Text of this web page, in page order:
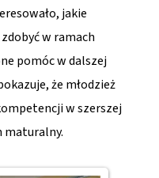
jakie
w ramach
pomóc w dalszej
że młodzież
w szerszej
maturalny.